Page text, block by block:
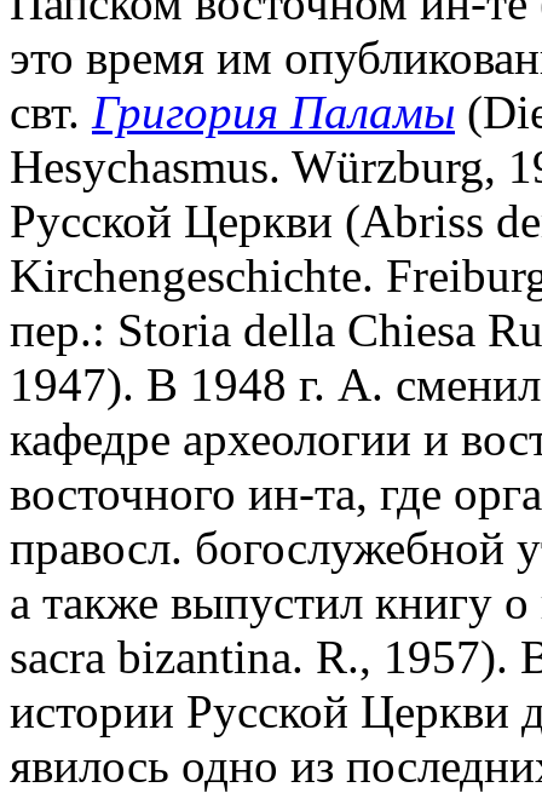
это время им
свт. Григория Паламы
Hesychasmus. Würzburg,
Русской Церкви (Abriss
Kirchengeschichte.
пер.: Storia della Chiesa
1947). В 1948 г. А.
кафедре археологии и
восточного ин-та, где
правосл. богослужебной
а также выпустил книгу
sacra bizantina. R., 1957).
истории Русской Церкви
явилось одно из